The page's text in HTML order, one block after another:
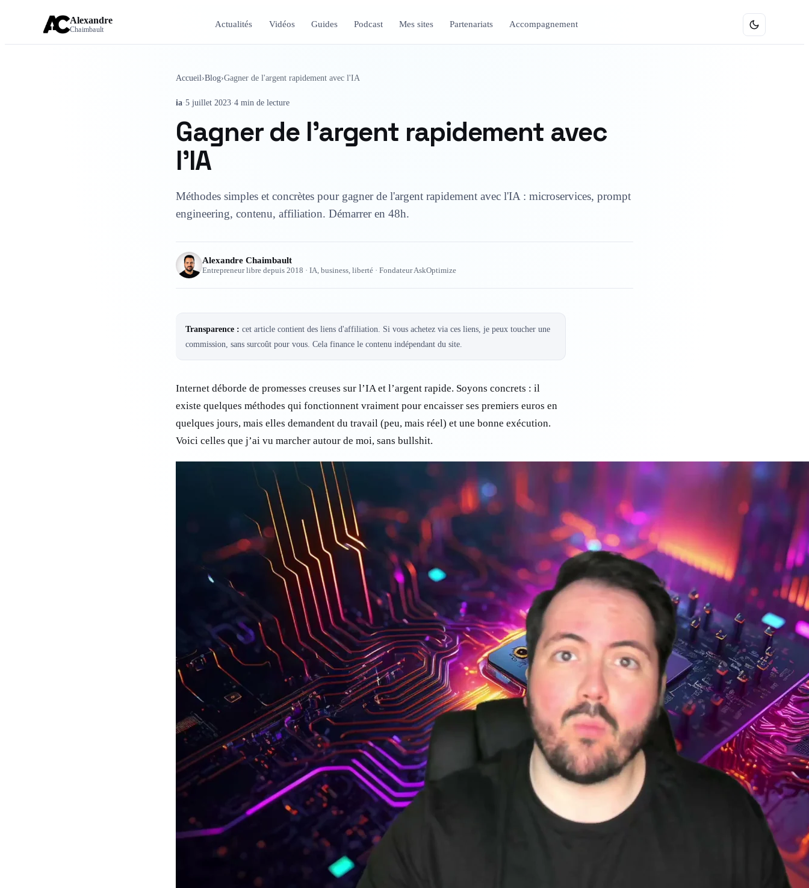
Alexandre
Chaimbault
Actualités Vidéos Guides Podcast Mes sites Partenariats Accompagnement
Accueil›Blog›Gagner de l'argent rapidement avec l'IA
ia·5 juillet 2023·4 min de lecture
Gagner de l'argent rapidement avec
l'IA
Méthodes simples et concrètes pour gagner de l'argent rapidement avec l'IA : microservices, prompt
engineering, contenu, affiliation. Démarrer en 48h.
Alexandre Chaimbault
Entrepreneur libre depuis 2018 · IA, business, liberté · Fondateur AskOptimize
Transparence : cet article contient des liens d'affiliation. Si vous achetez via ces liens, je peux toucher une
commission, sans surcoût pour vous. Cela finance le contenu indépendant du site.
Internet déborde de promesses creuses sur l’IA et l’argent rapide. Soyons concrets : il
existe quelques méthodes qui fonctionnent vraiment pour encaisser ses premiers euros en
quelques jours, mais elles demandent du travail (peu, mais réel) et une bonne exécution.
Voici celles que j’ai vu marcher autour de moi, sans bullshit.